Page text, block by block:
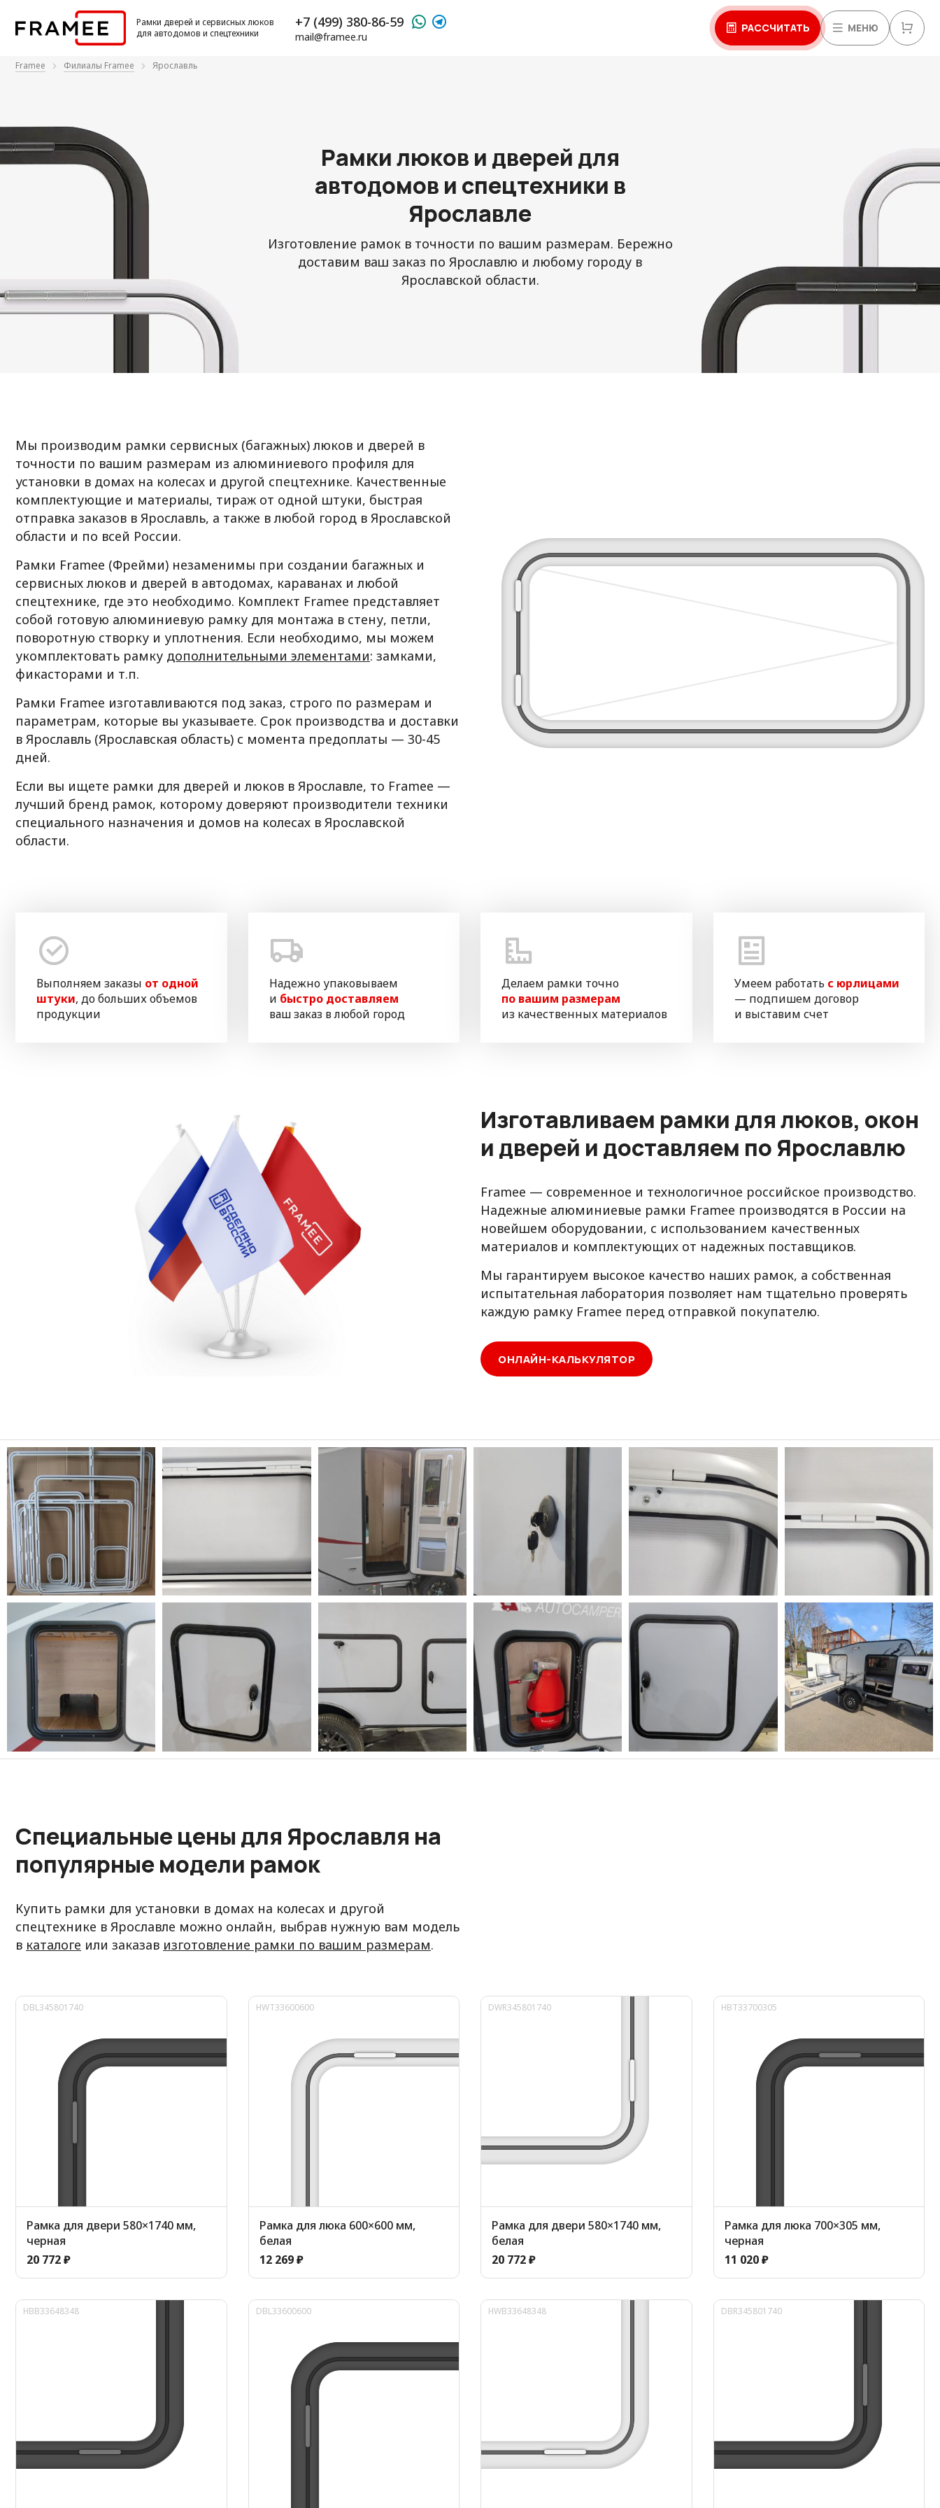
Рамки дверей и сервисных люков
для автодомов и спецтехники
+7 (499) 380-86-59
mail@framee.ru
РАССЧИТАТЬ МЕНЮ
Framee Филиалы Framee Ярославль
Рамки люков и дверей для
автодомов и спецтехники в
Ярославле
Изготовление рамок в точности по вашим размерам. Бережно
доставим ваш заказ по Ярославлю и любому городу в
Ярославской области.
Мы производим рамки сервисных (багажных) люков и дверей в
точности по вашим размерам из алюминиевого профиля для
установки в домах на колесах и другой спецтехнике. Качественные
комплектующие и материалы, тираж от одной штуки, быстрая
отправка заказов в Ярославль, а также в любой город в Ярославской
области и по всей России.
Рамки Framee (Фрейми) незаменимы при создании багажных и
сервисных люков и дверей в автодомах, караванах и любой
спецтехнике, где это необходимо. Комплект Framee представляет
собой готовую алюминиевую рамку для монтажа в стену, петли,
поворотную створку и уплотнения. Если необходимо, мы можем
укомплектовать рамку дополнительными элементами: замками,
фикасторами и т.п.
Рамки Framee изготавливаются под заказ, строго по размерам и
параметрам, которые вы указываете. Срок производства и доставки
в Ярославль (Ярославская область) с момента предоплаты — 30-45
дней.
Если вы ищете рамки для дверей и люков в Ярославле, то Framee —
лучший бренд рамок, которому доверяют производители техники
специального назначения и домов на колесах в Ярославской
области.
Выполняем заказы от одной
штуки, до больших объемов
продукции
Надежно упаковываем
и быстро доставляем
ваш заказ в любой город
Делаем рамки точно
по вашим размерам
из качественных материалов
Умеем работать с юрлицами
— подпишем договор
и выставим счет
Изготавливаем рамки для люков, окон
и дверей и доставляем по Ярославлю
Framee — современное и технологичное российское производство.
Надежные алюминиевые рамки Framee производятся в России на
новейшем оборудовании, с использованием качественных
материалов и комплектующих от надежных поставщиков.
Мы гарантируем высокое качество наших рамок, а собственная
испытательная лаборатория позволяет нам тщательно проверять
каждую рамку Framee перед отправкой покупателю.
ОНЛАЙН-КАЛЬКУЛЯТОР
Специальные цены для Ярославля на
популярные модели рамок
Купить рамки для установки в домах на колесах и другой
спецтехнике в Ярославле можно онлайн, выбрав нужную вам модель
в каталоге или заказав изготовление рамки по вашим размерам.
DBL345801740
Рамка для двери 580×1740 мм,
черная
20 772 ₽
HWT33600600
Рамка для люка 600×600 мм,
белая
12 269 ₽
DWR345801740
Рамка для двери 580×1740 мм,
белая
20 772 ₽
HBT33700305
Рамка для люка 700×305 мм,
черная
11 020 ₽
HBB33648348 DBL33600600 HWB33648348 DBR345801740